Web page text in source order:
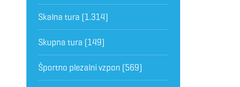
Skalna tura (1.314)
Skupna tura (149)
Športno plezalni vzpon (569)